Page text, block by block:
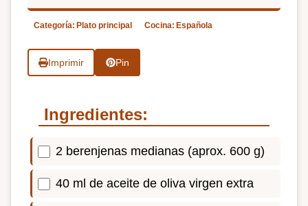
Categoría: Plato principal Cocina: Española
Imprimir Pin
Ingredientes:
2 berenjenas medianas (aprox. 600 g)
40 ml de aceite de oliva virgen extra